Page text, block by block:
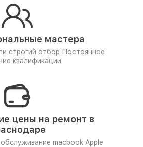
мастера
строгий отбор Постоянное
квалификации
цены на ремонт в
macbook Apple